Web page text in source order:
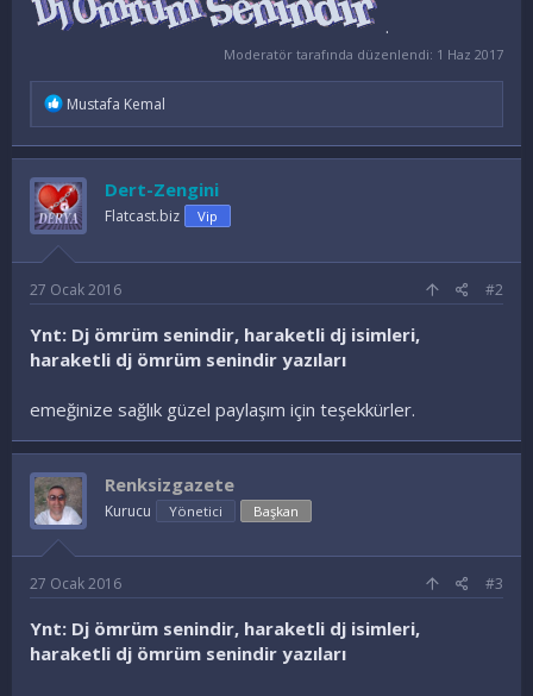
.
Moderatör tarafında düzenlendi: 1 Haz 2017
İ
d
e
l
e
r
:
Mustafa Kemal
Dert-Zengini
Flatcast.biz Vip
27 Ocak 2016 #2
Ynt: Dj ömrüm senindir, haraketli dj isimleri,
haraketli dj ömrüm senindir yazıları
emeğinize sağlık güzel paylaşım için teşekkürler.
Renksizgazete
Kurucu Yönetici Başkan
27 Ocak 2016 #3
Ynt: Dj ömrüm senindir, haraketli dj isimleri,
haraketli dj ömrüm senindir yazıları